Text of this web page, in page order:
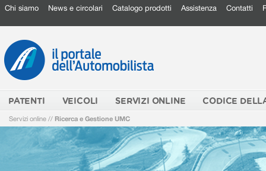
Chi siamo News e circolari Catalogo prodotti Assistenza Contatti
PATENTI VEICOLI SERVIZI ONLINE CODICE
Servizi online // Ricerca e Gestione UMC